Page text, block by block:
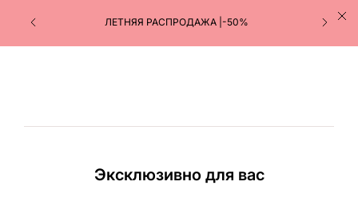
ЛЕТНЯЯ РАСПРОДАЖА |-50%
Эксклюзивно для вас